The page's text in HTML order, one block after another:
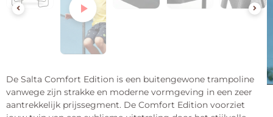
De Salta Comfort Edition is een buitengewone trampoline
vanwege zijn strakke en moderne vormgeving in een zeer
aantrekkelijk prijssegment. De Comfort Edition voorziet